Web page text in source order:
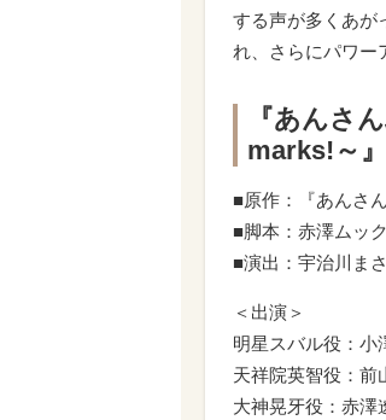
する声が多くあが
れ、さらにパワー
『あんさ
marks!～』
■原作：『あんさ
■脚本：赤澤ムック
■演出：宇治川ま
＜出演＞
明星スバル役：小
天祥院英智役：前
大神晃牙役：赤澤